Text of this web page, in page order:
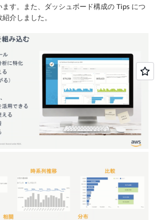
す。また、ダッシュボード構成の Tips につ
介しました。